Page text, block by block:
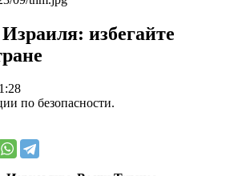
избегайте
по безопасности.